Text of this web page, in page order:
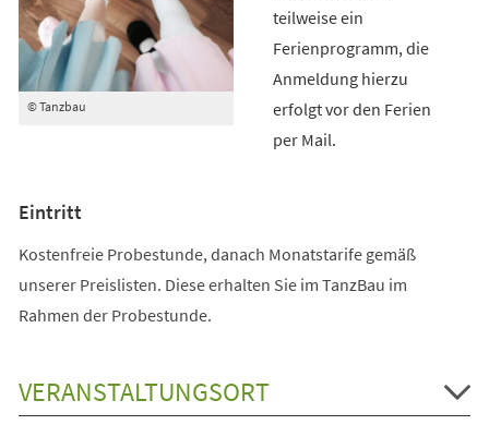
© Tanzbau
teilweise ein
Ferienprogramm, die
Anmeldung hierzu
erfolgt vor den Ferien
per Mail.
Eintritt
Kostenfreie Probestunde, danach Monatstarife gemäß
unserer Preislisten. Diese erhalten Sie im TanzBau im
Rahmen der Probestunde.
VERANSTALTUNGSORT